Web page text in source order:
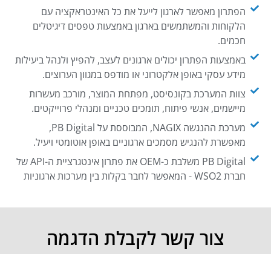
הפתרון מאפשר לארגון לייעל את כל האינטראקציה עם
הלקוחות והמשתמשים בארגון באמצעות טפסים דיגיטלים
חכמים.
באמצעות הפתרון יכולים ארגונים לעצב, להפיץ ולנהל ביעילות
מידע עסקי באופן אלקטרוני או מודפס במגוון הערוצים.
צוות המערכת בקונסיסט, מפתחת המוצר, מורכב מעשרות
מיישמים, אנשי פיתוח, תומכים טכניים ומנהלי פרוייקטים.
מערכת ההנגשה NAGIX, המבוססת על PB Digital,
מאפשרת להנגיש מסמכים ארגוניים באופן אוטומטי ויעיל.
PB Digital משלבת כ-OEM את פתרון אינטגרציית ה-API של
חברת WSO2 - המאפשר לחבר בקלות בין מערכות ארגוניות
צור קשר לקבלת הדגמה